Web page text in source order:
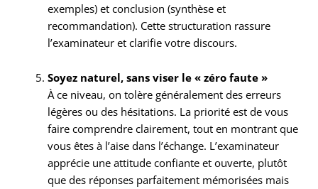
exemples) et conclusion (synthèse et
recommandation). Cette structuration rassure
l’examinateur et clarifie votre discours.
Soyez naturel, sans viser le « zéro faute »
À ce niveau, on tolère généralement des erreurs
légères ou des hésitations. La priorité est de vous
faire comprendre clairement, tout en montrant que
vous êtes à l’aise dans l’échange. L’examinateur
apprécie une attitude confiante et ouverte, plutôt
que des réponses parfaitement mémorisées mais